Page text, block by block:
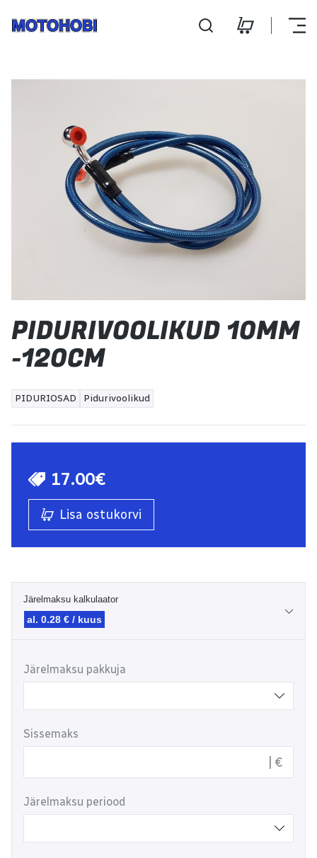
Hooldus ja remont
E-pood
PIDURIVOOLIKUD 10MM
-120CM
PIDURIOSAD Pidurivoolikud
17.00€
Lisa ostukorvi
Järelmaksu kalkulaator
al. 0.28 € / kuus
Järelmaksu pakkuja
Sissemaks
€
Järelmaksu periood